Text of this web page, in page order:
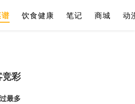
饮食健康 笔记 商城 动
竞彩
最多